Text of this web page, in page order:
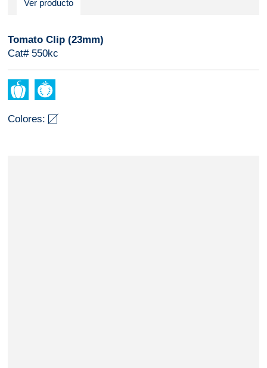
Ver producto
Tomato Clip (23mm)
Cat# 550kc
Colores: